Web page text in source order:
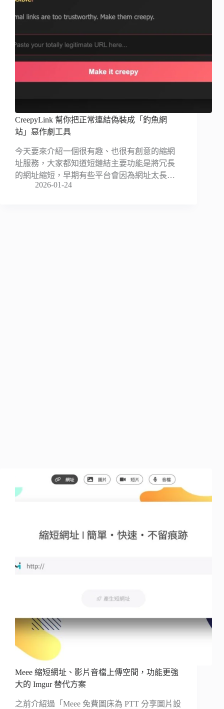
CreepyLink 幫你把正常連結偽裝成「釣魚網
站」惡作劇工具
今天要來介紹一個很有趣、也很有創意的縮網
址服務，大家都知道短鏈結主要功能是將冗長
的網址縮短，早期有些平台會因為網址太長…
2026-01-24
Meee 縮短網址、影片音檔上傳空間，功能更強
大的 Imgur 替代方案
之前介紹過「Meee 免費圖床為 PTT 分享圖片設